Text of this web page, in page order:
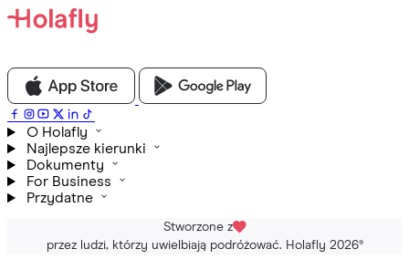
O Holafly
Najlepsze kierunki
Dokumenty
For Business
Przydatne
Stworzone z
przez ludzi, którzy uwielbiają podróżować. Holafly 2026®